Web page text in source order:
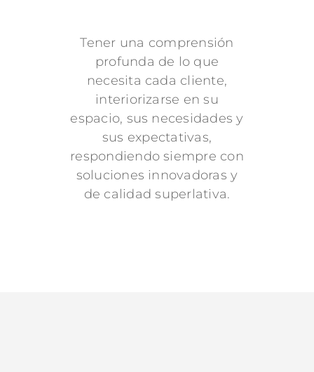
Tener una comprensión
profunda de lo que
necesita cada cliente,
interiorizarse en su
espacio, sus necesidades y
sus expectativas,
respondiendo siempre con
soluciones innovadoras y
de calidad superlativa.